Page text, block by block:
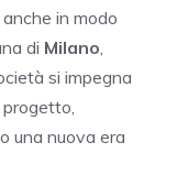
anche in modo
di Milano
si impegna
una nuova era